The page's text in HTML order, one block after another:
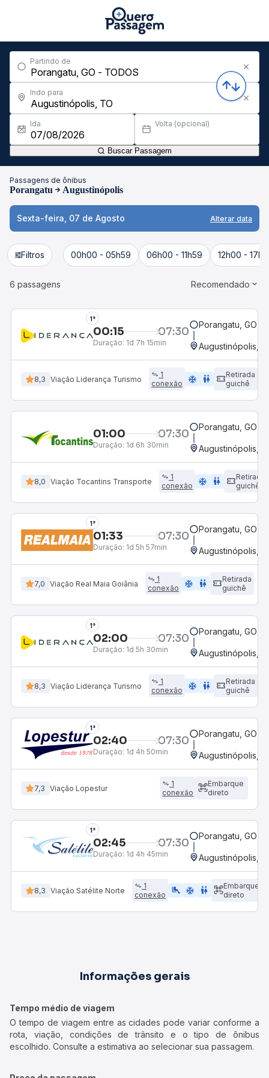
Partindo de
Indo para
Ida Volta (opcional)
Buscar Passagem
Passagens de ônibus
Porangatu Augustinópolis
Sexta-feira, 07 de Agosto Alterar data
Filtros 00h00 - 05h59 06h00 - 11h59 12h00 -
6 passagens Recomendado
1°
00:15 07:30
Duração: 1d 7h 15min
Porangatu, GO
Augustinópolis,
8,3 Viação Liderança Turismo
1
conexão
ac_unit wc
Retirada
guichê
01:00 07:30
Duração: 1d 6h 30min
Porangatu, GO
Augustinópolis,
8,0 Viação Tocantins Transporte
1
conexão
ac_unit wc
Retirada
guichê
1°
01:33 07:30
Duração: 1d 5h 57min
Porangatu, GO
Augustinópolis,
7,0 Viação Real Maia Goiânia
1
conexão
ac_unit wc
Retirada
guichê
1°
02:00 07:30
Duração: 1d 5h 30min
Porangatu, GO
Augustinópolis,
8,3 Viação Liderança Turismo
1
conexão
ac_unit wc
Retirada
guichê
1°
02:40 07:30
Duração: 1d 4h 50min
Porangatu, GO
Augustinópolis,
7,3 Viação Lopestur
1
conexão
Embarque
direto
1°
02:45 07:30
Duração: 1d 4h 45min
Porangatu, GO
Augustinópolis,
8,3 Viação Satélite Norte
1
conexão
airline_seat_legroom_extra ac_unit wc
Embarque
direto
Informações gerais
Tempo médio de viagem
O tempo de viagem entre as cidades pode variar conforme a
rota, viação, condições de trânsito e o tipo de ônibus
escolhido. Consulte a estimativa ao selecionar sua passagem.